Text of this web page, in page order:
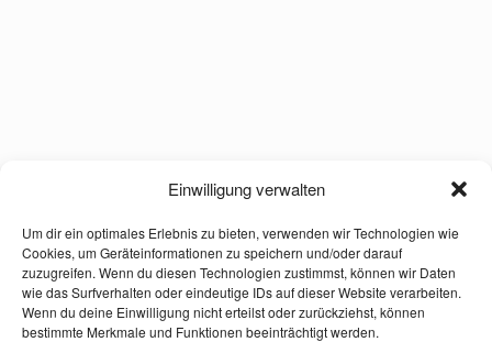
Einwilligung verwalten
Um dir ein optimales Erlebnis zu bieten, verwenden wir Technologien wie
Cookies, um Geräteinformationen zu speichern und/oder darauf
zuzugreifen. Wenn du diesen Technologien zustimmst, können wir Daten
wie das Surfverhalten oder eindeutige IDs auf dieser Website verarbeiten.
Wenn du deine Einwilligung nicht erteilst oder zurückziehst, können
bestimmte Merkmale und Funktionen beeinträchtigt werden.